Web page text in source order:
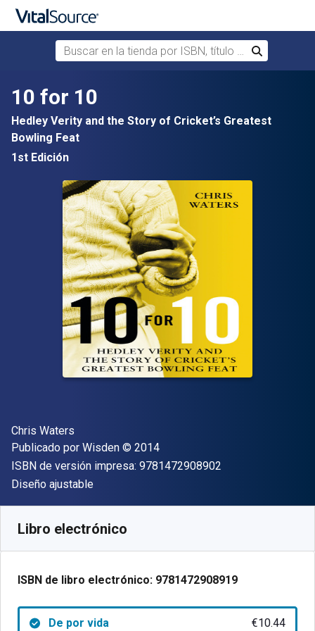
Saltar al contenido principal
Buscar en la tienda por ISBN, título o autor
Buscar
10 for 10
Hedley Verity and the Story of Cricket’s Greatest
Bowling Feat
1st Edición
Autor(es)
Chris Waters
Editorial
Publicado por Wisden Copyright
© 2014
ISBN de versión impresa: 9781472908902
Formato
Diseño ajustable
Libro electrónico
ISBN de libro electrónico: 9781472908919
De por vida €10.44